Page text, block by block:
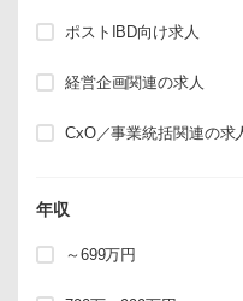
ポストIBD向け求人
経営企画関連の求人
CxO／事業統括関連の求
年収
～699万円